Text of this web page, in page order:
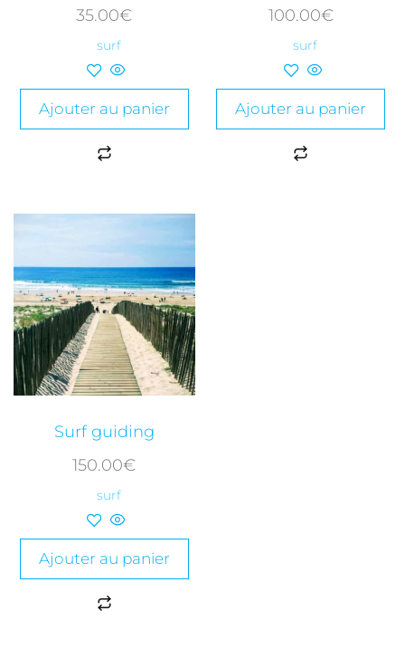
35.00€
surf
Ajouter au panier
100.00€
surf
Ajouter au panier
Surf guiding
150.00€
surf
Ajouter au panier